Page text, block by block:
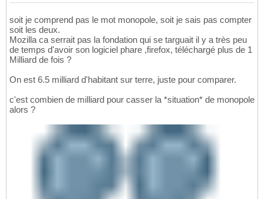
soit je comprend pas le mot monopole, soit je sais pas compter
soit les deux.
Mozilla ca serrait pas la fondation qui se targuait il y a très peu
de temps d'avoir son logiciel phare ,firefox, téléchargé plus de 1
Milliard de fois ?
On est 6.5 milliard d'habitant sur terre, juste pour comparer.
c'est combien de milliard pour casser la *situation* de monopole
alors ?